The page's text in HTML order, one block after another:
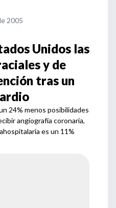
2005
Unidos las
y de
tras un
24% menos posibilidades
angiografía coronaria,
es un 11%